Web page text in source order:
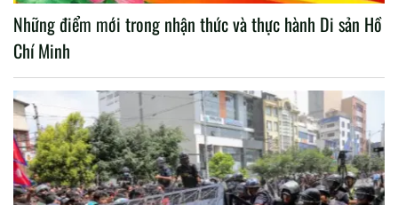
Những điểm mới trong nhận thức và thực hành Di sản Hồ
Chí Minh